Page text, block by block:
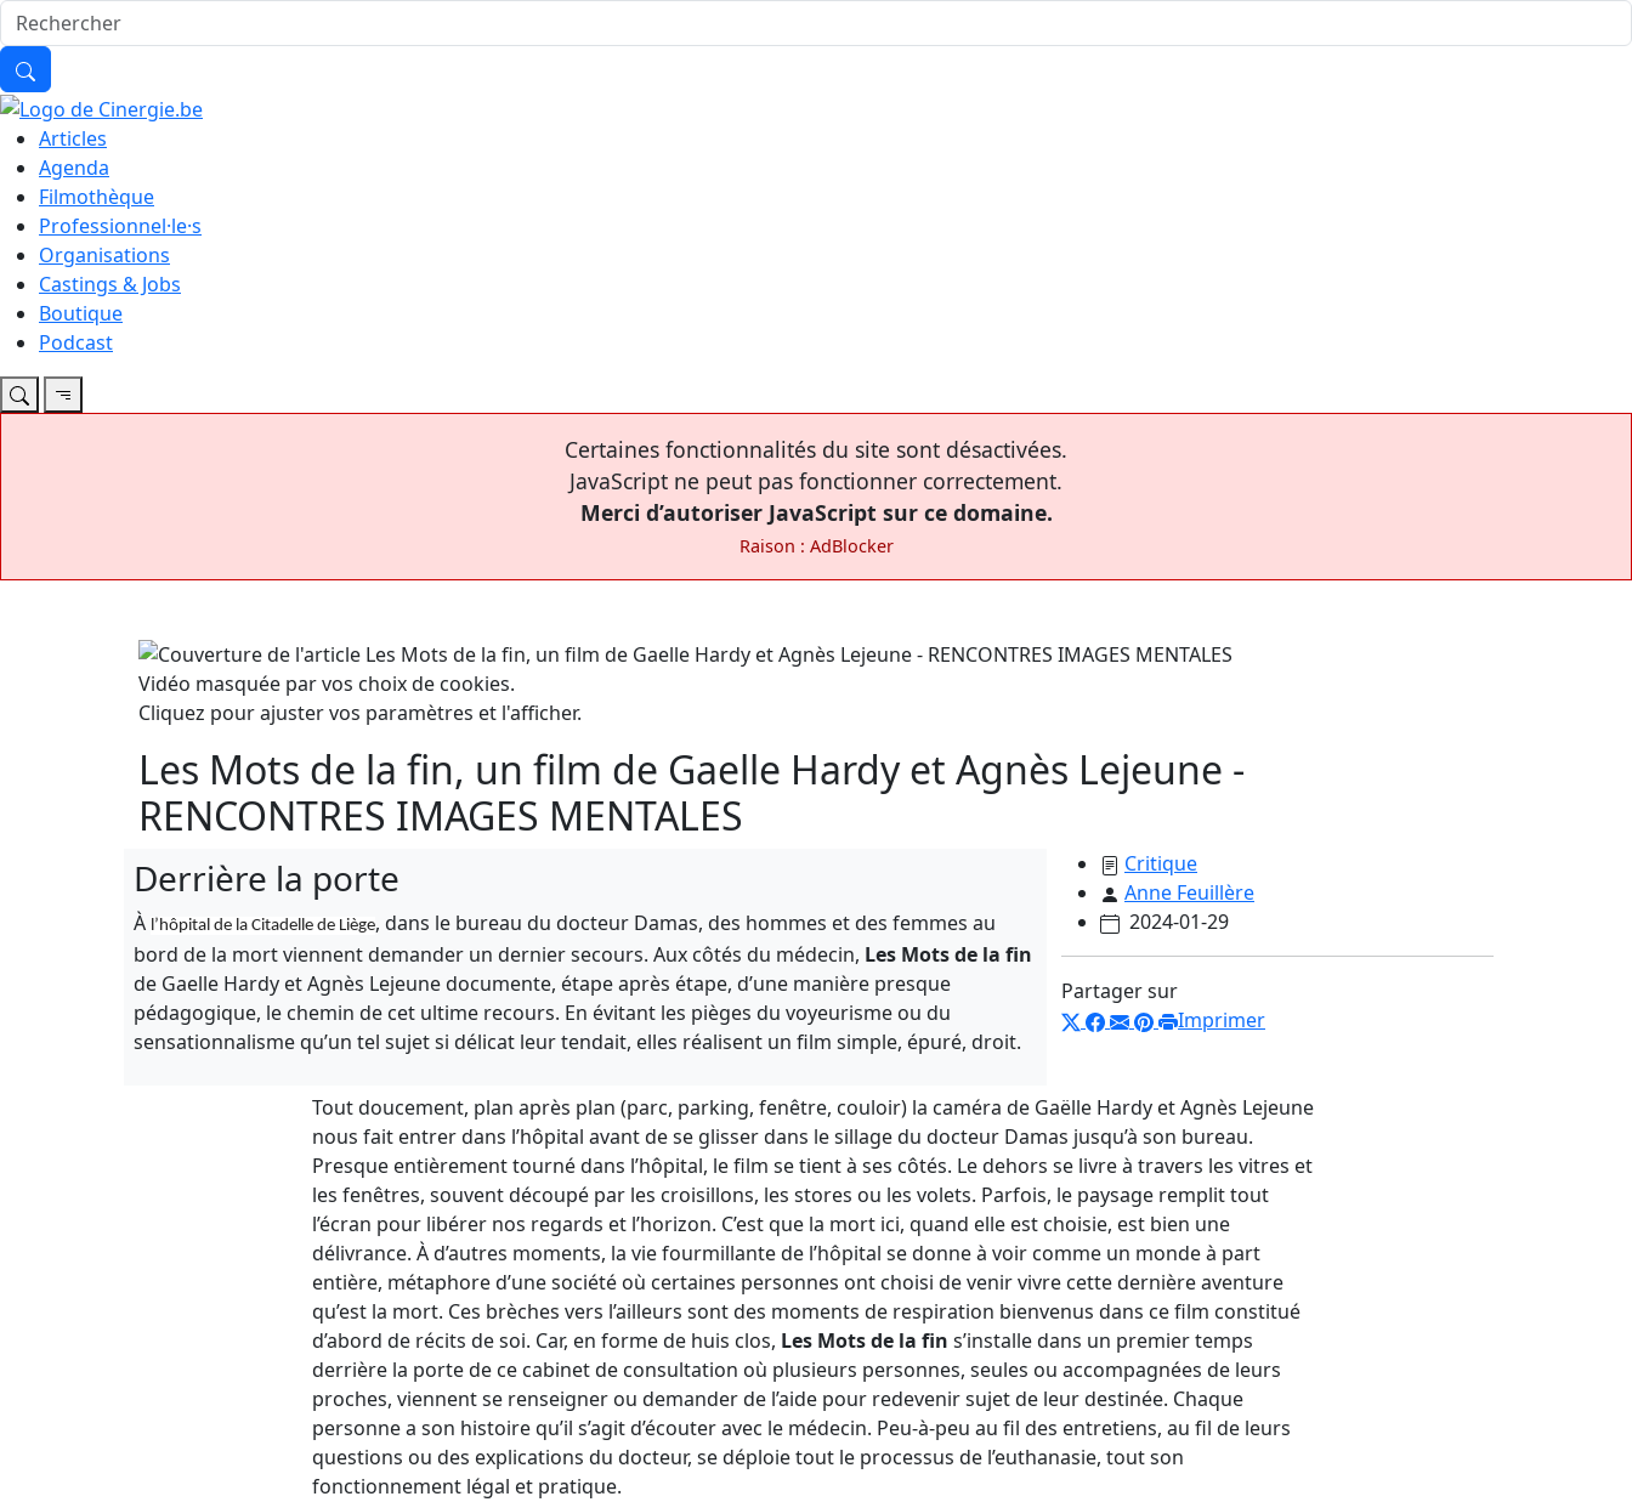
Articles
Agenda
Filmothèque
Professionnel·le·s
Organisations
Castings & Jobs
Boutique
Podcast
Certaines fonctionnalités du site sont désactivées.
JavaScript ne peut pas fonctionner correctement.
Merci d’autoriser JavaScript sur ce domaine.
Raison : AdBlocker
Vidéo masquée par vos choix de cookies.
Cliquez pour ajuster vos paramètres et l'afficher.
Les Mots de la fin, un film de Gaelle Hardy et Agnès Lejeune -
RENCONTRES IMAGES MENTALES
Derrière la porte
À l’hôpital de la Citadelle de Liège, dans le bureau du docteur Damas, des hommes et des femmes au
bord de la mort viennent demander un dernier secours. Aux côtés du médecin, Les Mots de la fin
de Gaelle Hardy et Agnès Lejeune documente, étape après étape, d’une manière presque
pédagogique, le chemin de cet ultime recours. En évitant les pièges du voyeurisme ou du
sensationnalisme qu’un tel sujet si délicat leur tendait, elles réalisent un film simple, épuré, droit.
Critique
Anne Feuillère
2024-01-29
Partager sur
Imprimer
Tout doucement, plan après plan (parc, parking, fenêtre, couloir) la caméra de Gaëlle Hardy et Agnès Lejeune
nous fait entrer dans l’hôpital avant de se glisser dans le sillage du docteur Damas jusqu’à son bureau.
Presque entièrement tourné dans l’hôpital, le film se tient à ses côtés. Le dehors se livre à travers les vitres et
les fenêtres, souvent découpé par les croisillons, les stores ou les volets. Parfois, le paysage remplit tout
l’écran pour libérer nos regards et l’horizon. C’est que la mort ici, quand elle est choisie, est bien une
délivrance. À d’autres moments, la vie fourmillante de l’hôpital se donne à voir comme un monde à part
entière, métaphore d’une société où certaines personnes ont choisi de venir vivre cette dernière aventure
qu’est la mort. Ces brèches vers l’ailleurs sont des moments de respiration bienvenus dans ce film constitué
d’abord de récits de soi. Car, en forme de huis clos, Les Mots de la fin s’installe dans un premier temps
derrière la porte de ce cabinet de consultation où plusieurs personnes, seules ou accompagnées de leurs
proches, viennent se renseigner ou demander de l’aide pour redevenir sujet de leur destinée. Chaque
personne a son histoire qu’il s’agit d’écouter avec le médecin. Peu-à-peu au fil des entretiens, au fil de leurs
questions ou des explications du docteur, se déploie tout le processus de l’euthanasie, tout son
fonctionnement légal et pratique.